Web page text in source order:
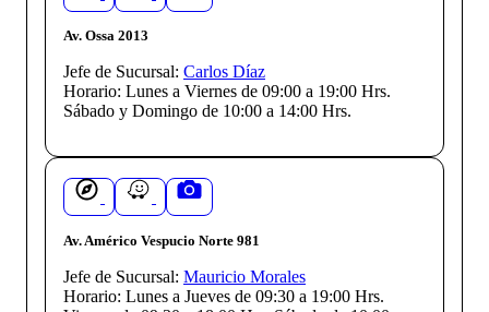
Av. Ossa 2013
Jefe de Sucursal: Carlos Díaz
Horario: Lunes a Viernes de 09:00 a 19:00 Hrs.
Sábado y Domingo de 10:00 a 14:00 Hrs.
Av. Américo Vespucio Norte 981
Jefe de Sucursal: Mauricio Morales
Horario: Lunes a Jueves de 09:30 a 19:00 Hrs.